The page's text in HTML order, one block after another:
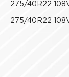
275/40R22
275/40R22